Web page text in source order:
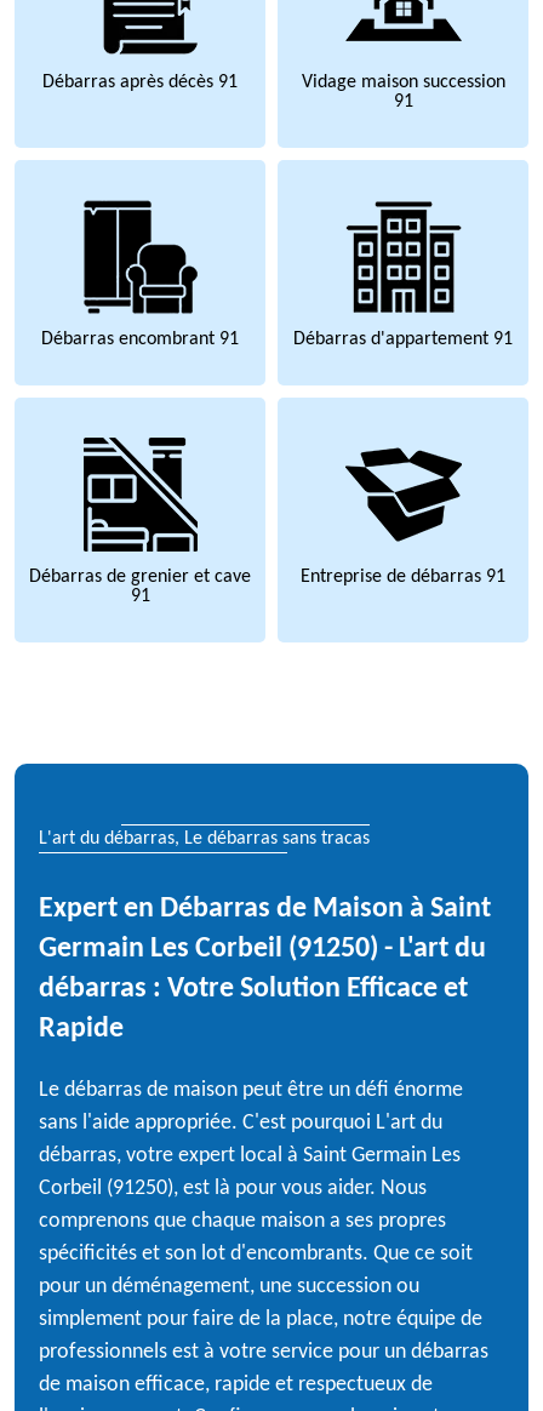
Débarras après décès 91
Vidage maison succession
91
Débarras encombrant 91 Débarras d'appartement 91
Débarras de grenier et cave
91
Entreprise de débarras 91
L'art du débarras, Le débarras sans tracas
Expert en Débarras de Maison à Saint
Germain Les Corbeil (91250) - L'art du
débarras : Votre Solution Efficace et
Rapide
Le débarras de maison peut être un défi énorme
sans l'aide appropriée. C'est pourquoi L'art du
débarras, votre expert local à Saint Germain Les
Corbeil (91250), est là pour vous aider. Nous
comprenons que chaque maison a ses propres
spécificités et son lot d'encombrants. Que ce soit
pour un déménagement, une succession ou
simplement pour faire de la place, notre équipe de
professionnels est à votre service pour un débarras
de maison efficace, rapide et respectueux de